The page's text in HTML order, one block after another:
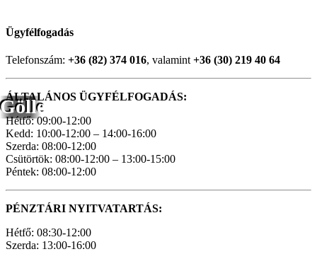
Gölle
Ügyfélfogadás
Telefonszám: +36 (82) 374 016, valamint +36 (30) 219 40 64
ÁLTALÁNOS ÜGYFÉLFOGADÁS:
Hétfő: 09:00-12:00
Kedd: 10:00-12:00 – 14:00-16:00
Szerda: 08:00-12:00
Csütörtök: 08:00-12:00 – 13:00-15:00
Péntek: 08:00-12:00
PÉNZTÁRI NYITVATARTÁS:
Hétfő: 08:30-12:00
Szerda: 13:00-16:00